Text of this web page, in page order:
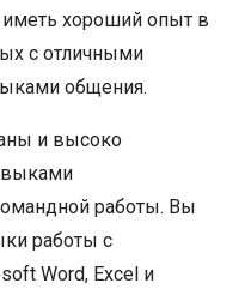
хороший опыт в
с отличными
общения.
и высоко
работы. Вы
работы с
Word, Excel и